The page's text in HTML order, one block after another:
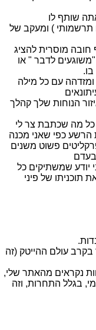
שותף לו
תרשמותי ) ומעקב של
חובה מוסרית להציג
לדבר " או
עם כל מילה
הנוחות שלך קהלך
כל מה שכתבת צר לי
הרשע כפי שאני מכנה
פשוט משנים
בעדם
יודע שמשתיקים כל
תוכניתו של פיני
בקרב עולם ההייטק (זה
נקראים מהאתר שלי,
בגלל התחרות, וזה